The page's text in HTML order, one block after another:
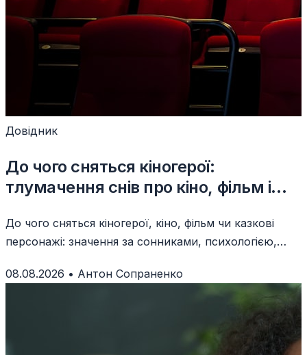
Довідник
До чого сняться кіногерої:
тлумачення снів про кіно, фільм і
До чого сняться кіногерої, кіно, фільм чи казкові
персонажі: значення за сонниками, психологією,
08.08.2026 • Антон Сопраненко